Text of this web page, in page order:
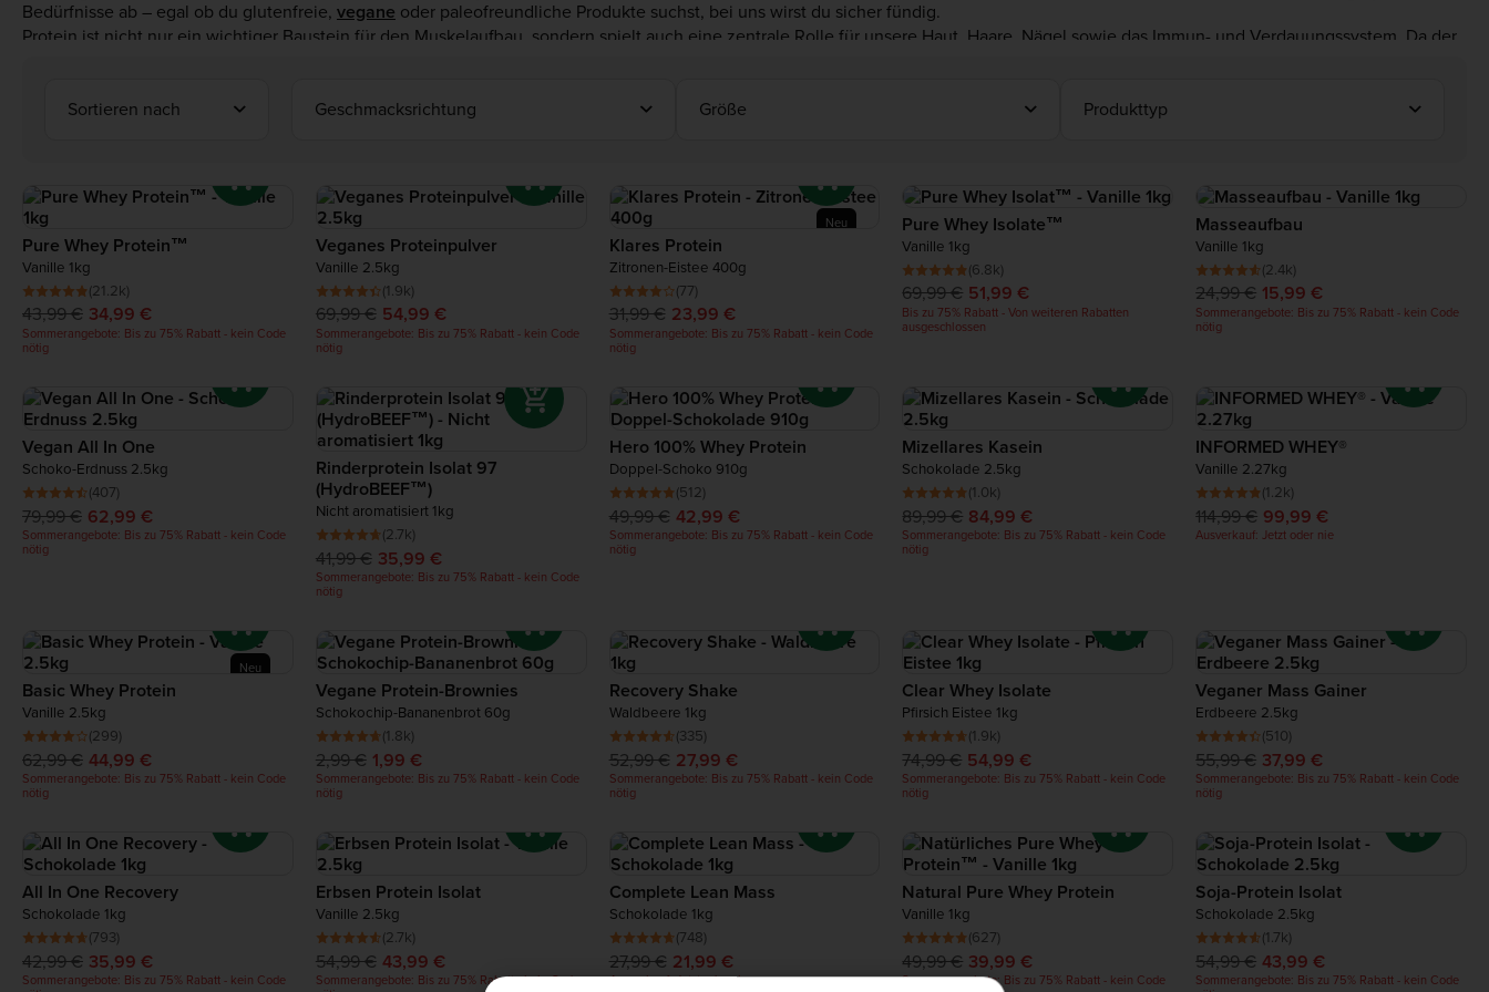
Bedürfnisse ab – egal ob du glutenfreie, vegane oder paleofreundliche Produkte suchst, bei uns wirst du sicher fündig.
Protein ist nicht nur ein wichtiger Baustein für den Muskelaufbau, sondern spielt auch eine zentrale Rolle für unsere Haut, Haare, Nägel sowie das Immun- und Verdauungssystem. Da der
Sortieren nach Geschmacksrichtung Größe Produkttyp
Pure Whey Protein™
Vanille 1kg
(21.2k)
43,99 € 34,99 €
Sommerangebote: Bis zu 75% Rabatt - kein Code
nötig
Veganes Proteinpulver
Vanille 2.5kg
(1.9k)
69,99 € 54,99 €
Sommerangebote: Bis zu 75% Rabatt - kein Code
nötig
Neu
Klares Protein
Zitronen-Eistee 400g
(77)
31,99 € 23,99 €
Sommerangebote: Bis zu 75% Rabatt - kein Code
nötig
Pure Whey Isolate™
Vanille 1kg
(6.8k)
69,99 € 51,99 €
Bis zu 75% Rabatt - Von weiteren Rabatten
ausgeschlossen
Masseaufbau
Vanille 1kg
(2.4k)
24,99 € 15,99 €
Sommerangebote: Bis zu 75% Rabatt - kein Code
nötig
Vegan All In One
Schoko-Erdnuss 2.5kg
(407)
79,99 € 62,99 €
Sommerangebote: Bis zu 75% Rabatt - kein Code
nötig
Rinderprotein Isolat 97
(HydroBEEF™)
Nicht aromatisiert 1kg
(2.7k)
41,99 € 35,99 €
Sommerangebote: Bis zu 75% Rabatt - kein Code
nötig
Hero 100% Whey Protein
Doppel-Schoko 910g
(512)
49,99 € 42,99 €
Sommerangebote: Bis zu 75% Rabatt - kein Code
nötig
Mizellares Kasein
Schokolade 2.5kg
(1.0k)
89,99 € 84,99 €
Sommerangebote: Bis zu 75% Rabatt - kein Code
nötig
INFORMED WHEY®
Vanille 2.27kg
(1.2k)
114,99 € 99,99 €
Ausverkauf: Jetzt oder nie
Neu
Basic Whey Protein
Vanille 2.5kg
(299)
62,99 € 44,99 €
Sommerangebote: Bis zu 75% Rabatt - kein Code
nötig
Vegane Protein-Brownies
Schokochip-Bananenbrot 60g
(1.8k)
2,99 € 1,99 €
Sommerangebote: Bis zu 75% Rabatt - kein Code
nötig
Recovery Shake
Waldbeere 1kg
(335)
52,99 € 27,99 €
Sommerangebote: Bis zu 75% Rabatt - kein Code
nötig
Clear Whey Isolate
Pfirsich Eistee 1kg
(1.9k)
74,99 € 54,99 €
Sommerangebote: Bis zu 75% Rabatt - kein Code
nötig
Veganer Mass Gainer
Erdbeere 2.5kg
(510)
55,99 € 37,99 €
Sommerangebote: Bis zu 75% Rabatt - kein Code
nötig
All In One Recovery
Schokolade 1kg
(793)
42,99 € 35,99 €
Sommerangebote: Bis zu 75% Rabatt - kein Code
Erbsen Protein Isolat
Vanille 2.5kg
(2.7k)
54,99 € 43,99 €
Sommerangebote: Bis zu 75% Rabatt - kein Code
Complete Lean Mass
Schokolade 1kg
(748)
27,99 € 21,99 €
Ausverkauf: Jetzt oder nie
Natural Pure Whey Protein
Vanille 1kg
(627)
49,99 € 39,99 €
Sommerangebote: Bis zu 75% Rabatt - kein Code
Soja-Protein Isolat
Schokolade 2.5kg
(1.7k)
54,99 € 43,99 €
Sommerangebote: Bis zu 75% Rabatt - kein Code